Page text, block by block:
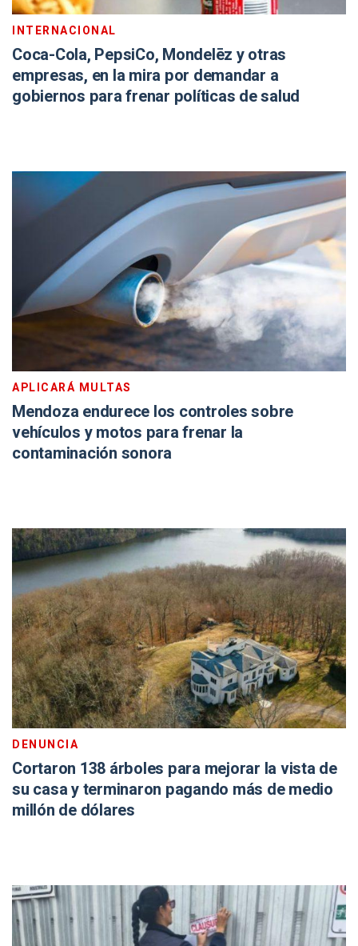
INTERNACIONAL
Coca-Cola, PepsiCo, Mondelēz y otras
empresas, en la mira por demandar a
gobiernos para frenar políticas de salud
APLICARÁ MULTAS
Mendoza endurece los controles sobre
vehículos y motos para frenar la
contaminación sonora
DENUNCIA
Cortaron 138 árboles para mejorar la vista de
su casa y terminaron pagando más de medio
millón de dólares